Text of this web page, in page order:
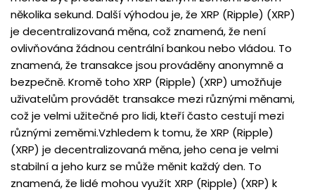
několika sekund. Další výhodou je, že XRP (Ripple) (XRP)
je decentralizovaná měna, což znamená, že není
ovlivňována žádnou centrální bankou nebo vládou. To
znamená, že transakce jsou prováděny anonymně a
bezpečně. Kromě toho XRP (Ripple) (XRP) umožňuje
uživatelům provádět transakce mezi různými měnami,
což je velmi užitečné pro lidi, kteří často cestují mezi
různými zeměmi.Vzhledem k tomu, že XRP (Ripple)
(XRP) je decentralizovaná měna, jeho cena je velmi
stabilní a jeho kurz se může měnit každý den. To
znamená, že lidé mohou využít XRP (Ripple) (XRP) k